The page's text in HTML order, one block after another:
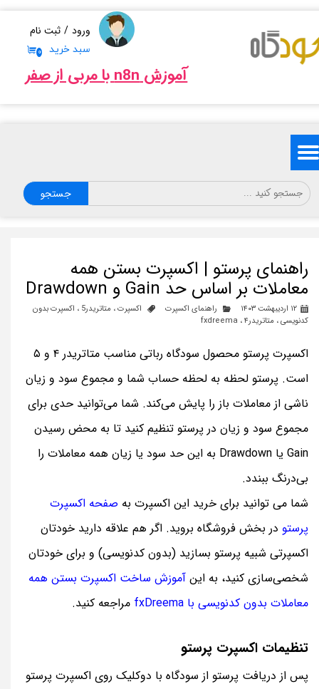
ورود / ثبت نام
حساب کاربری من
تغییر گذر واژه
۰ سبد خرید
آموزش n8n با مربی از صفر
جستجو
راهنمای پرستو | اکسپرت بستن همه
معاملات بر اساس حد Gain و Drawdown
۱۲ اردیبهشت ۱۴۰۳ راهنمای اکسپرت‌ اکسپرت، متاتریدر5 ، اکسپرت بدون
کدنویسی، متاتریدر۴ ، fxdreema
اکسپرت پرستو محصول سودگاه رباتی مناسب متاتریدر ۴ و ۵
است. پرستو لحظه به لحظه حساب شما و مجموع سود و زیان
ناشی از معاملات باز را پایش می‌کند. شما می‌توانید حدی برای
مجموع سود و زیان در پرستو تنظیم کنید تا به محض رسیدن
Gain یا Drawdown به این حد سود یا زیان همه معاملات را
بی‌درنگ ببندد.
شما می توانید برای خرید این اکسپرت به صفحه اکسپرت
پرستو در بخش فروشگاه بروید. اگر هم علاقه دارید خودتان
اکسپرتی شبیه پرستو بسازید (بدون کدنویسی) و برای خودتان
شخصی‌سازی کنید، به اینآموزش ساخت اکسپرت بستن همه
معاملات بدون کدنویسی با fxDreema
مراجعه کنید.
تنظیمات اکسپرت پرستو
پس از دریافت پرستو از سودگاه با دوکلیک روی اکسپرت پرستو